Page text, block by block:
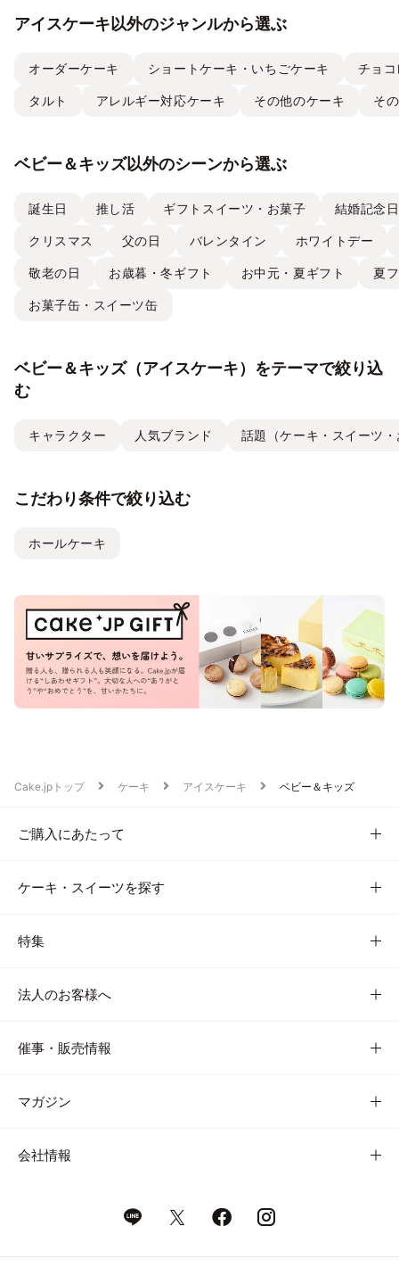
アイスケーキ以外のジャンルから選ぶ
オーダーケーキ ショートケーキ・いちごケーキ チョ
タルト アレルギー対応ケーキ その他のケーキ そ
ベビー＆キッズ以外のシーンから選ぶ
誕生日 推し活 ギフトスイーツ・お菓子 結婚記念日
クリスマス 父の日 バレンタイン ホワイトデー
敬老の日 お歳暮・冬ギフト お中元・夏ギフト 夏
お菓子缶・スイーツ缶
ベビー＆キッズ（アイスケーキ）をテーマで絞り込
む
キャラクター 人気ブランド 話題（ケーキ・スイーツ
こだわり条件で絞り込む
ホールケーキ
Cake.jpトップ ケーキ アイスケーキ ベビー＆キッズ
ご購入にあたって
ケーキ・スイーツを探す
特集
法人のお客様へ
催事・販売情報
マガジン
会社情報